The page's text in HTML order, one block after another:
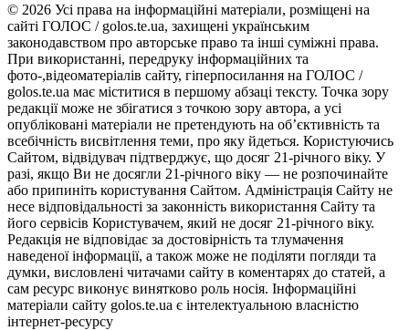
© 2026 Усі права на інформаційні матеріали, розміщені на
сайті ГОЛОС / golos.te.ua, захищені українським
законодавством про авторське право та інші суміжні права.
При використанні, передруку інформаційних та
фото-,відеоматеріалів сайту, гіперпосилання на ГОЛОС /
golos.te.ua має міститися в першому абзаці тексту. Точка зору
редакції може не збігатися з точкою зору автора, а усі
опубліковані матеріали не претендують на об’єктивність та
всебічність висвітлення теми, про яку йдеться. Користуючись
Сайтом, відвідувач підтверджує, що досяг 21-річного віку. У
разі, якщо Ви не досягли 21-річного віку — не розпочинайте
або припиніть користування Сайтом. Адміністрація Сайту не
несе відповідальності за законність використання Сайту та
його сервісів Користувачем, який не досяг 21-річного віку.
Редакція не відповідає за достовірність та тлумачення
наведеної інформації, а також може не поділяти погляди та
думки, висловлені читачами сайту в коментарях до статей, а
сам ресурс виконує винятково роль носія. Інформаційні
матеріали сайту golos.te.ua є інтелектуальною власністю
інтернет-ресурсу